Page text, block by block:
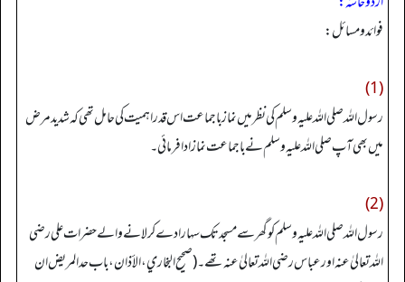
فوائد ومسائل:
(1)
رسول اللہ صلی اللہ علیہ وسلم کی نظر میں نماز باجماعت اس قدر اہمیت کی حامل تھی کہ شدید مرض
میں بھی آپ صلی اللہ علیہ وسلم نے باجماعت نماز ادا فرمائی۔
(2)
رسول اللہ صلی اللہ علیہ وسلم کو گھر سے مسجد تک سہارا دے کر لانے والے حضرات علی رضی
اللہ تعالیٰ عنہ او ر عباس رضی اللہ تعالیٰ عنہ تھے۔ (صحیح البخاري، الأذان، باب حد المریض ان